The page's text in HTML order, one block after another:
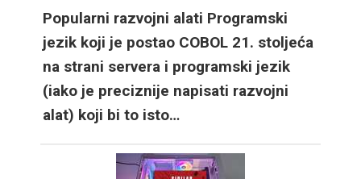
u dvije veličine, a
osigurava cjelodnevnu
bateriju sa vrlo
robusnim i svestranim
OneUI 9
Popularni razvojni alati Programski
jezik koji je postao COBOL 21. stoljeća
na strani servera i programski jezik
(iako je preciznije napisati razvojni
alat) koji bi to isto…